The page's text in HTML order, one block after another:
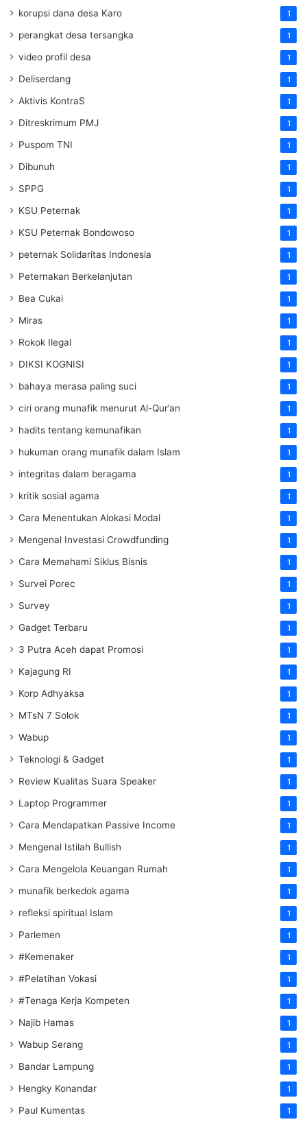
korupsi dana desa Karo 1
perangkat desa tersangka 1
video profil desa 1
Deliserdang 1
Aktivis KontraS 1
Ditreskrimum PMJ 1
Puspom TNI 1
Dibunuh 1
SPPG 1
KSU Peternak 1
KSU Peternak Bondowoso 1
peternak Solidaritas Indonesia 1
Peternakan Berkelanjutan 1
Bea Cukai 1
Miras 1
Rokok Ilegal 1
DIKSI KOGNISI 1
bahaya merasa paling suci 1
ciri orang munafik menurut Al-Qur’an 1
hadits tentang kemunafikan 1
hukuman orang munafik dalam Islam 1
integritas dalam beragama 1
kritik sosial agama 1
Cara Menentukan Alokasi Modal 1
Mengenal Investasi Crowdfunding 1
Cara Memahami Siklus Bisnis 1
Survei Porec 1
Survey 1
Gadget Terbaru 1
3 Putra Aceh dapat Promosi 1
Kajagung RI 1
Korp Adhyaksa 1
MTsN 7 Solok 1
Wabup 1
Teknologi & Gadget 1
Review Kualitas Suara Speaker 1
Laptop Programmer 1
Cara Mendapatkan Passive Income 1
Mengenal Istilah Bullish 1
Cara Mengelola Keuangan Rumah 1
munafik berkedok agama 1
refleksi spiritual Islam 1
Parlemen 1
#Kemenaker 1
#Pelatihan Vokasi 1
#Tenaga Kerja Kompeten 1
Najib Hamas 1
Wabup Serang 1
Bandar Lampung 1
Hengky Konandar 1
Paul Kumentas 1